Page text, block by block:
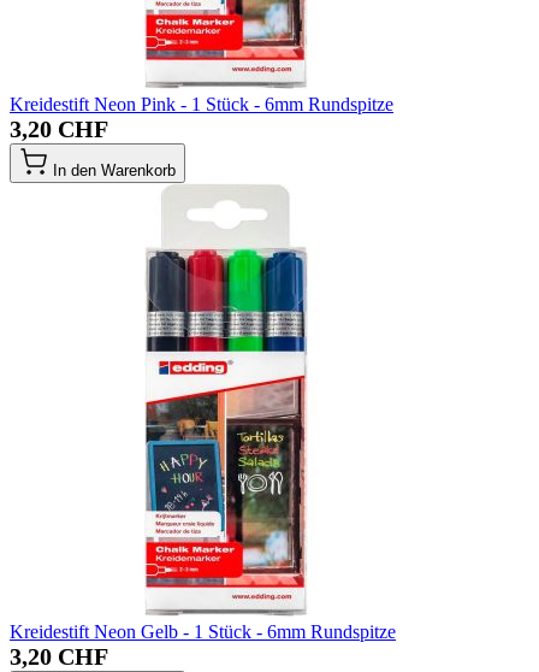
Kreidestift Neon Pink - 1 Stück - 6mm Rundspitze
3,20 CHF
In den Warenkorb
Kreidestift Neon Gelb - 1 Stück - 6mm Rundspitze
3,20 CHF